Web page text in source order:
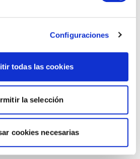
Configuraciones
todas las cookies
la selección
cookies necesarias